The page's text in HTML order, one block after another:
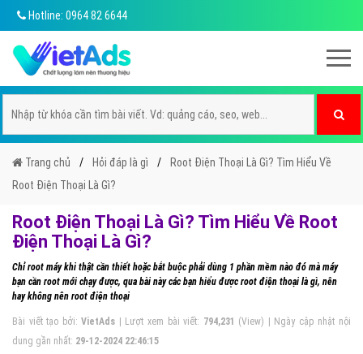
Hotline: 0964 82 6644
Trang chủ Hỏi đáp là gì
Root Điện Thoại Là Gì? Tìm Hiểu Về
Root Điện Thoại Là Gì?
Root Điện Thoại Là Gì? Tìm Hiểu Về Root
Điện Thoại Là Gì?
Chỉ root máy khi thật cần thiết hoặc bắt buộc phải dùng 1 phần mềm nào đó mà máy
bạn cần root mới chạy được, qua bài này các bạn hiểu được root điện thoại là gì, nên
hay không nên root điện thoại
Bài viết tạo bởi:VietAds | Lượt xem bài viết: 794,231 (View) | Ngày cập nhật nội
dung gần nhất: 29-12-2024 22:46:15